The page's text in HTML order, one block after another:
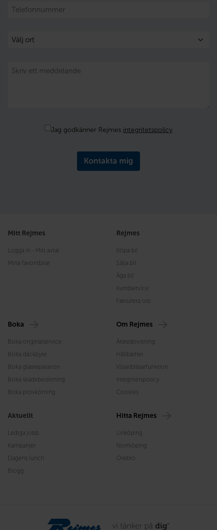
Telefon
Välj
ort
Jag godkänner Rejmes integritetspolicy
Mitt Rejmes
Logga in - Mitt avtal
Mina favoritbilar
Rejmes
Köpa bil
Sälja bil
Äga bil
Kundservice
Fakturera oss
Boka
Boka originalservice
Boka däckbyte
Boka glasreparation
Boka skadebesiktning
Boka provkörning
Om Rejmes
Årsredovisning
Hållbarhet
Visselblåsarfunktion
Integritetspolicy
Cookies
Aktuellt
Lediga jobb
Kampanjer
Dagens lunch
Blogg
Hitta Rejmes
Linköping
Norrköping
Örebro